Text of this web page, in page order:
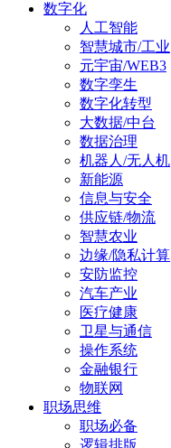
数字化
人工智能
智慧城市/工业
元宇宙/WEB3
数字孪生
数字化转型
大数据/中台
数据治理
机器人/无人机
新能源
信息与安全
供应链/物流
智慧农业
边缘/隐私计算
安防监控
汽车产业
医疗健康
卫星与通信
操作系统
金融银行
物联网
职场思维
职场必备
逻辑排版